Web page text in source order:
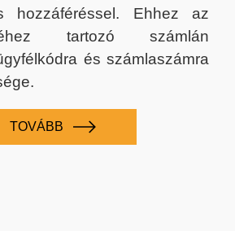
hozzáféréssel. Ehhez az
tartozó számlán
és számlaszámra
TOVÁBB